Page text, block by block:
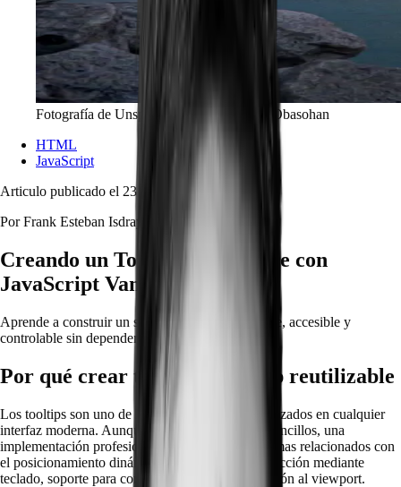
Fotografía de Unsplash creada por Carter Obasohan
HTML
JavaScript
Articulo publicado el 23 de julio de 2026
PorFrank Esteban Isdray Junco
Creando un Tooltip reutilizable con
JavaScript Vanilla
Aprende a construir un sistema de tooltips flexible, accesible y
controlable sin depender de librerías externas.
Por qué crear tu propio tooltip reutilizable
Los tooltips son uno de los componentes más utilizados en cualquier
interfaz moderna. Aunque visualmente parecen sencillos, una
implementación profesional debe resolver problemas relacionados con
el posicionamiento dinámico, accesibilidad, interacción mediante
teclado, soporte para contenido HTML y adaptación al viewport.